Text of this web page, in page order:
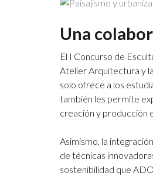
Una
El I Concurso de
Atelier Arquitectura y
solo ofrece a los
también les permite
creación y producción
Asimismo, la
de técnicas
sostenibilidad que